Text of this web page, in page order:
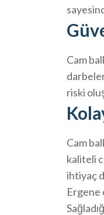
Cam
riski
Cam
kaliteli
ihtiyaç
Ergene